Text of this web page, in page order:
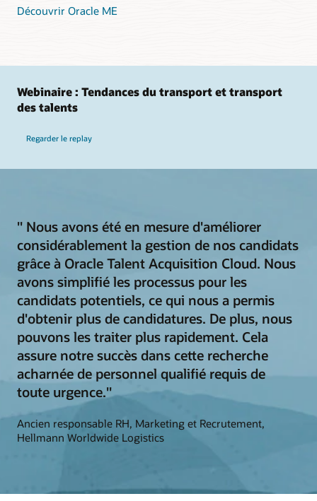
Découvrir Oracle ME
Webinaire : Tendances du transport et transport
des talents
Regarder le replay
" Nous avons été en mesure d'améliorer
considérablement la gestion de nos candidats
grâce à Oracle Talent Acquisition Cloud. Nous
avons simplifié les processus pour les
candidats potentiels, ce qui nous a permis
d'obtenir plus de candidatures. De plus, nous
pouvons les traiter plus rapidement. Cela
assure notre succès dans cette recherche
acharnée de personnel qualifié requis de
toute urgence."
Ancien responsable RH, Marketing et Recrutement,
Hellmann Worldwide Logistics